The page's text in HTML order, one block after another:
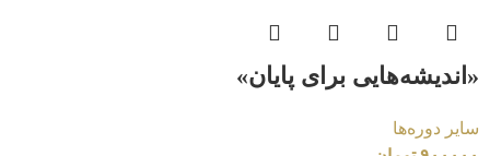
«اندیشه‌هایی برای پایان»
سایر دوره‌ها